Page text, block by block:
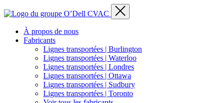
À propos de nous
Fabricants
Lignes transportées | Burlington
Lignes transportées | Waterloo
Lignes transportées | Londres
Lignes transportées | Ottawa
Lignes transportées | Sudbury
Lignes transportées | Toronto